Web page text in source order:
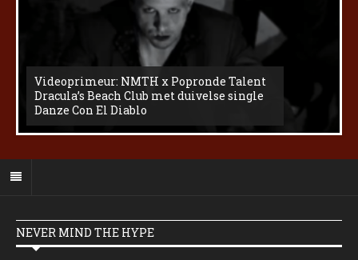
Videoprimeur: NMTH x Popronde Talent
Dracula’s Beach Club met duivelse single
Danze Con El Diablo
NEVER MIND THE HYPE